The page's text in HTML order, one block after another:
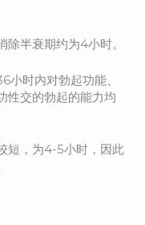
半衰期约为4小时。
小时内对勃起功能、
性交的勃起的能力均
短，为4-5小时，因此